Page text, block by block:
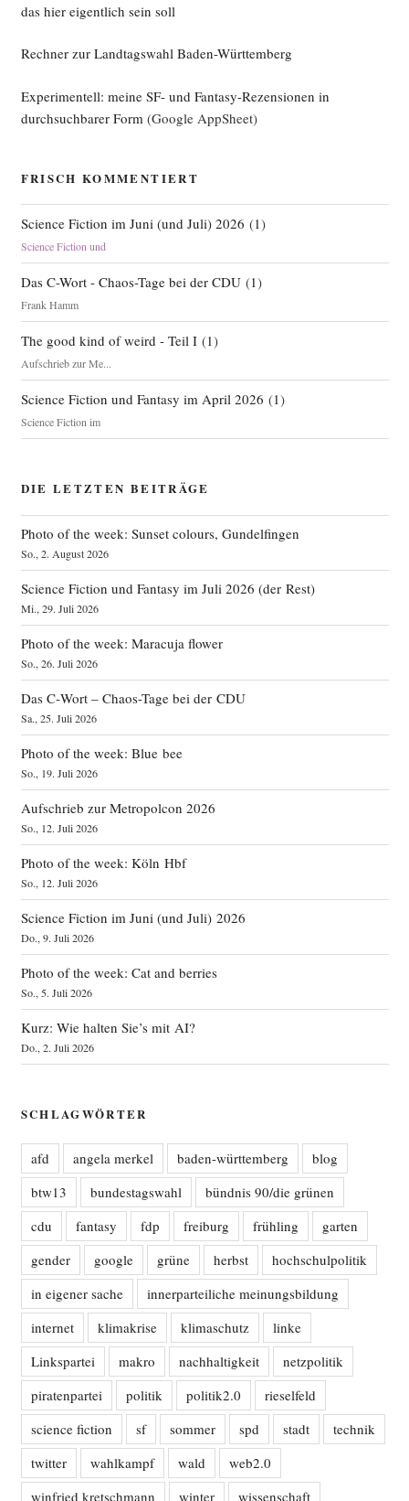
das hier eigentlich sein soll
Rechner zur Landtagswahl Baden-Württemberg
Experimentell: meine SF- und Fantasy-Rezensionen in
durchsuchbarer Form (Google AppSheet)
FRISCH KOMMENTIERT
Science Fiction im Juni (und Juli) 2026 (1)
Science Fiction und
Das C-Wort - Chaos-Tage bei der CDU(1)
Frank Hamm
The good kind of weird - Teil I(1)
Aufschrieb zur Me...
Science Fiction und Fantasy im April 2026 (1)
Science Fiction im
DIE LETZTEN BEITRÄGE
Photo of the week: Sunset colours, Gundelfingen
So., 2. August 2026
Science Fiction und Fantasy im Juli 2026 (der Rest)
Mi., 29. Juli 2026
Photo of the week: Maracuja flower
So., 26. Juli 2026
Das C‑Wort – Chaos-Tage bei der CDU
Sa., 25. Juli 2026
Photo of the week: Blue bee
So., 19. Juli 2026
Aufschrieb zur Metropolcon 2026
So., 12. Juli 2026
Photo of the week: Köln Hbf
So., 12. Juli 2026
Science Fiction im Juni (und Juli) 2026
Do., 9. Juli 2026
Photo of the week: Cat and berries
So., 5. Juli 2026
Kurz: Wie halten Sie’s mit AI?
Do., 2. Juli 2026
SCHLAGWÖRTER
afd angela merkel baden-württemberg
blog
btw13
bundestagswahl
bündnis 90/die grünen
cdu
fantasy fdp freiburg frühling
garten
gender
google grüne herbst
hochschulpolitik
in eigener sache
innerparteiliche meinungsbildung
internet
klimakrise klimaschutz
linke
Linkspartei
makro nachhaltigkeit
netzpolitik
piratenpartei
politik politik2.0
rieselfeld
science fiction
sf sommer spd stadt
technik
twitter
wahlkampf wald
web2.0
winfried kretschmann
winter wissenschaft